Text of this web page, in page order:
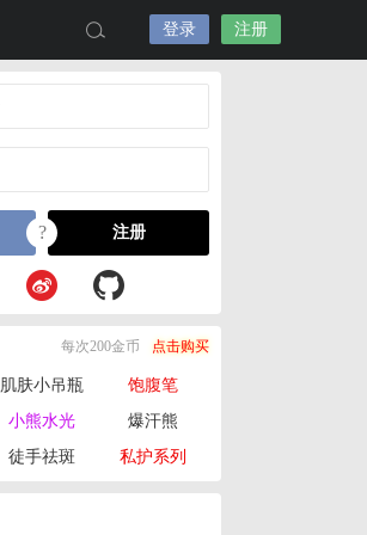
登录 注册
? 注册
每次200金币 点击购买
肌肤小吊瓶
饱腹笔
小熊水光
爆汗熊
徒手祛斑 私护系列